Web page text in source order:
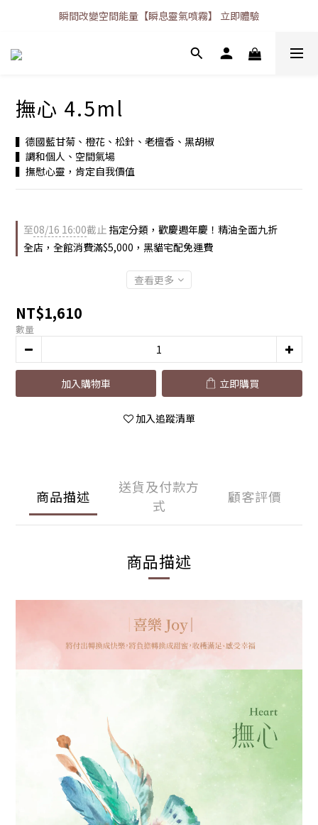
瞬間改變空間能量【瞬息靈氣噴霧】 立即體驗
撫心 4.5ml
▍德國藍甘菊、橙花、松針、老檀香、黑胡椒
▍調和個人、空間氣場
▍撫慰心靈，肯定自我價值
至08/16 16:00截止 指定分類，歡慶週年慶！精油全面九折
全店，全館消費滿$5,000，黑貓宅配免運費
查看更多
NT$1,610
數量
加入購物車 立即購買
加入追蹤清單
商品描述
送貨及付款方
式
顧客評價
商品描述